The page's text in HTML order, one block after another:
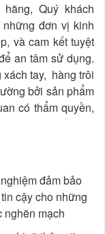
Quý khách
đơn vị kinh
và cam kết tuyệt
an tâm sử dụng.
tay, hàng trôi
bởi sản phẩm
có thẩm quyền,
đảm bảo
cậy cho những
nghẽn mạch